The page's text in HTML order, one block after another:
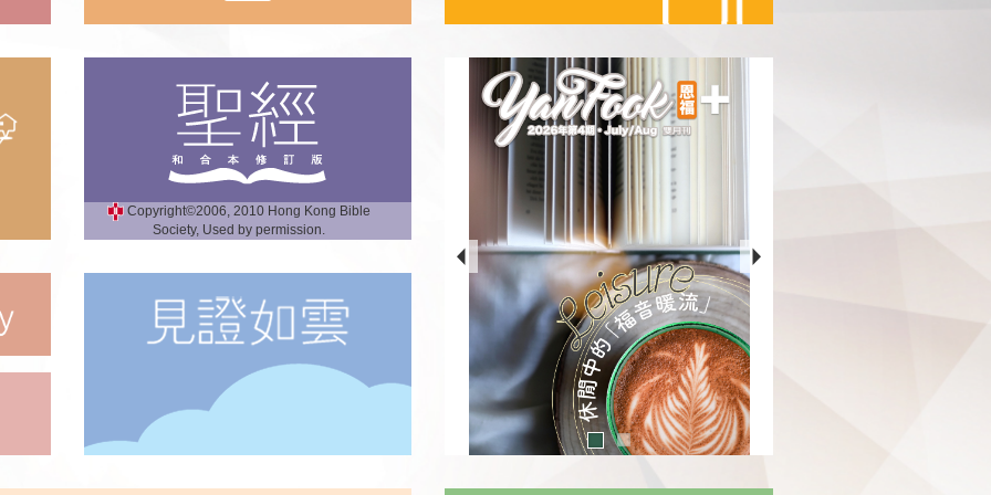
Copyright©2006, 2010 Hong Kong Bible
Society, Used by permission.